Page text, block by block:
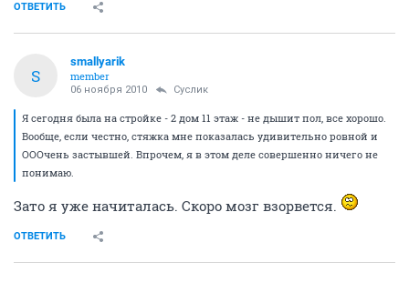
ОТВЕТИТЬ
S
smallyarik
member
06 ноября 2010 Суслик
Я сегодня была на стройке - 2 дом 11 этаж - не дышит пол, все хорошо.
Вообще, если честно, стяжка мне показалась удивительно ровной и
ОООчень застывшей. Впрочем, я в этом деле совершенно ничего не
понимаю.
Зато я уже начиталась. Скоро мозг взорвется.
ОТВЕТИТЬ